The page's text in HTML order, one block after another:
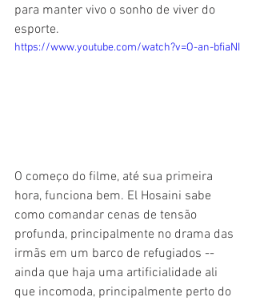
para manter vivo o sonho de viver do
esporte.
https://www.youtube.com/watch?v=O-an-bfiaNI
O começo do filme, até sua primeira
hora, funciona bem. El Hosaini sabe
como comandar cenas de tensão
profunda, principalmente no drama das
irmãs em um barco de refugiados --
ainda que haja uma artificialidade ali
que incomoda, principalmente perto do